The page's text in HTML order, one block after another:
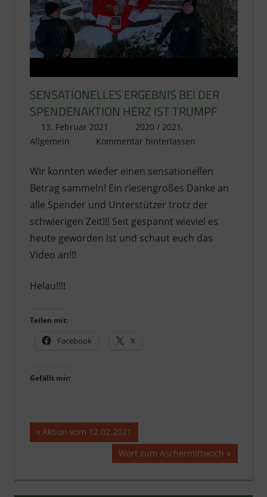
SENSATIONELLES ERGEBNIS BEI DER
SPENDENAKTION HERZ IST TRUMPF
13. Februar 2021 literat@kikage.de
2020 / 2021 ,
Allgemein
Kommentar hinterlassen
Wir konnten wieder einen sensationellen
Betrag sammeln! Ein riesengroßes Danke an
alle Spender und Unterstützer trotz der
schwierigen Zeit!!! Seit gespannt wieviel es
heute geworden ist und schaut euch das
Video an!!!
Helau!!!!
Teilen mit:
Facebook X
Gefällt mir:
Beitragsnavigation
Vorheriger
Beitrag:
Aktion vom 12.02.2021
Nächster
Beitrag:
Wort zum Aschermittwoch